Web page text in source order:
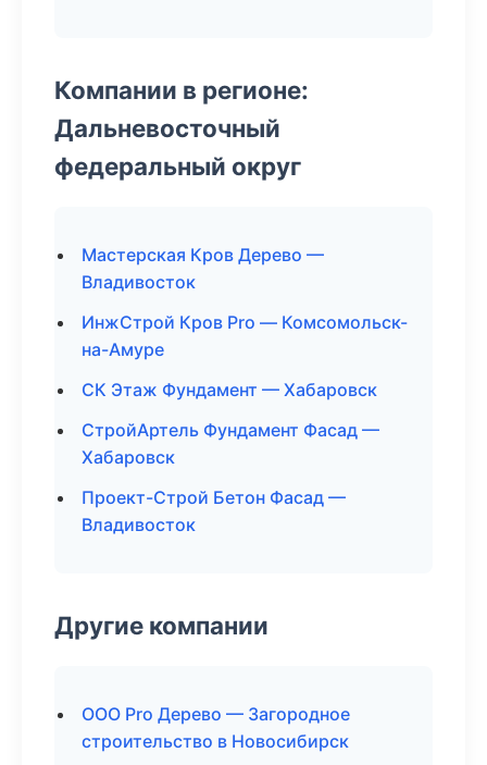
Компании в регионе:
Дальневосточный
федеральный округ
Мастерская Кров Дерево —
Владивосток
ИнжСтрой Кров Pro — Комсомольск-
на-Амуре
СК Этаж Фундамент — Хабаровск
СтройАртель Фундамент Фасад —
Хабаровск
Проект-Строй Бетон Фасад —
Владивосток
Другие компании
ООО Pro Дерево — Загородное
строительство в Новосибирск